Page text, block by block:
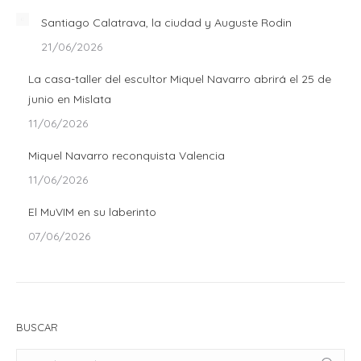
Santiago Calatrava, la ciudad y Auguste Rodin
21/06/2026
La casa-taller del escultor Miquel Navarro abrirá el 25 de
junio en Mislata
11/06/2026
Miquel Navarro reconquista Valencia
11/06/2026
El MuVIM en su laberinto
07/06/2026
BUSCAR